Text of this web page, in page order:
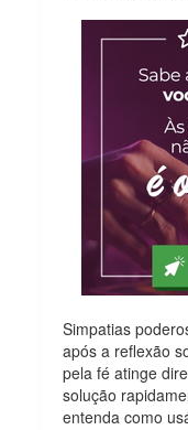
Simpatias
após a reflexão
pela fé atinge
solução
entenda como